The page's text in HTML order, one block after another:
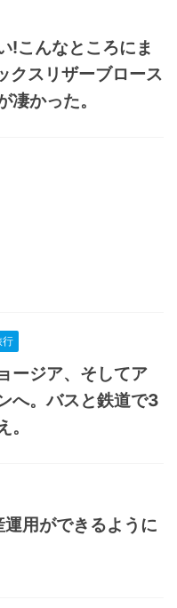
!こんなところにま
クスリザーブロース
凄かった。
行
ージア、そしてア
へ。バスと鉄道で3
用ができるように